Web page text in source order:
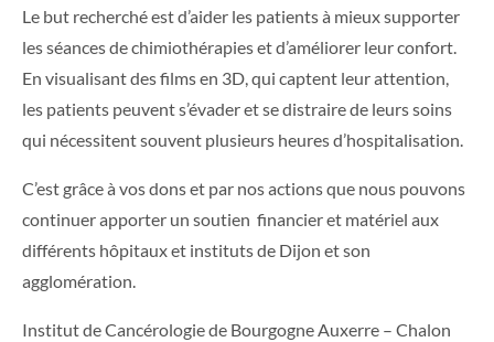
Le but recherché est d’aider les patients à mieux supporter
les séances de chimiothérapies et d’améliorer leur confort.
En visualisant des films en 3D, qui captent leur attention,
les patients peuvent s’évader et se distraire de leurs soins
qui nécessitent souvent plusieurs heures d’hospitalisation.
C’est grâce à vos dons et par nos actions que nous pouvons
continuer apporter un soutien financier et matériel aux
différents hôpitaux et instituts de Dijon et son
agglomération.
Institut de Cancérologie de Bourgogne Auxerre – Chalon